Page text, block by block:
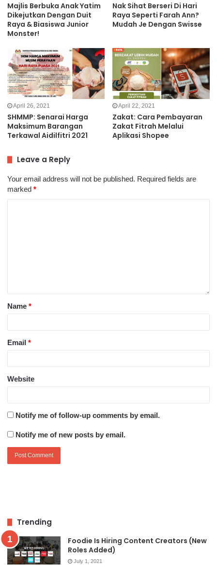
Majlis Berbuka Anak Yatim
Dikejutkan Dengan Duit
Raya & Biasiswa Junior
Monster!
Nak Sihat Berseri Di Hari
Raya Seperti Farah Ann?
Mudah Je Dengan Swisse
April 26, 2021
SHMMP: Senarai Harga
Maksimum Barangan
Terkawal Aidilfitri 2021
April 22, 2021
Zakat: Cara Pembayaran
Zakat Fitrah Melalui
Aplikasi Shopee
Leave a Reply
Your email address will not be published. Required fields are
marked *
Name *
Email *
Website
Notify me of follow-up comments by email.
Notify me of new posts by email.
Trending
Foodie Is Hiring Content Creators (New
Roles Added)
July 1, 2021